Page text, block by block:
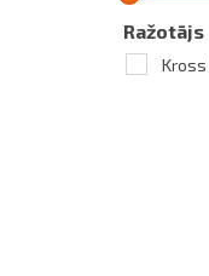
Ražotājs
Kross